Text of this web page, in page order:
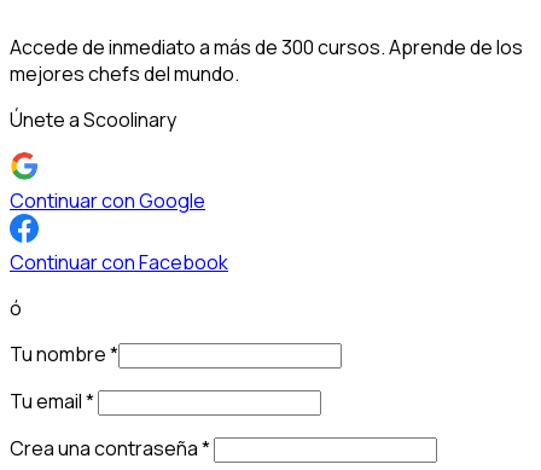
Accede de inmediato a más de 300 cursos. Aprende de los
mejores chefs del mundo.
Únete a Scoolinary
Continuar con Google
Continuar con Facebook
ó
Tu nombre*
Tu email*
Crea una contraseña*